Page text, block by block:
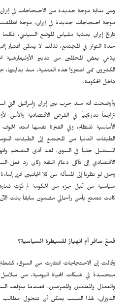
وعن بداية موجة جديدة من الاحتجاجات في
موجة احتجاجات جديدة في إيران، موجة
تاريخ إيران بمثابة مقياس للوضع السياسي،
حدة التوتر في المجتمع، لذلك لا يمكن اعتبار
يدّعي بعض المحللين من تدبير الأوليغارشية
الكثيرون ممن اعتبروا هذه العملية، منذ
داخل الحكومة.
تراجعاً تدريجياً في الفرص الاقتصادية والأمن
الأساسية للنظام، وفي الفترة نفسها امتد
الطبقات الدنيا من المجتمع إلى الطبقات
المستقبل جلياً في السوق، لقد أدى التضخم
الاقتصادي إلى تآكل دعائم الثقة وكان رد فعل
وحتى لو نظرنا إلى المسألة من كلا الجانبين فإن
سياسية من قبل جزء من الحكومة لم تُؤتِ
كانت تتمتع بأمن رأسمالي مضمون سابقاً باتت
قمعٌ سافر أم انهيارٌ للسيطرة السياسية؟
وقالت إن الاحتجاجات انتشرت من السوق، كشعلةٍ
متجسدةً في شبكات الحياة اليومية، من سلاسل
والعمال والمعلمين والممرضين، فعندما يتوقف
الدوران، لهذا السبب يمكن أن تتحول مطالب